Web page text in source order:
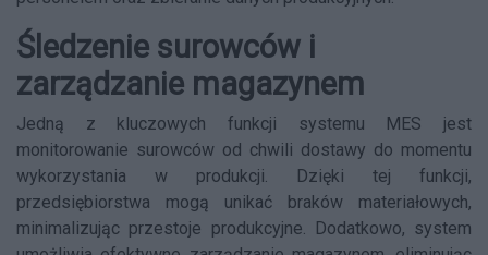
Śledzenie surowców i
zarządzanie magazynem
Jedną z kluczowych funkcji systemu MES jest
monitorowanie surowców od chwili dostawy do momentu
wykorzystania w produkcji. Dzięki tej funkcji,
przedsiębiorstwa mogą unikać braków materiałowych,
minimalizując przestoje produkcyjne. Dodatkowo, system